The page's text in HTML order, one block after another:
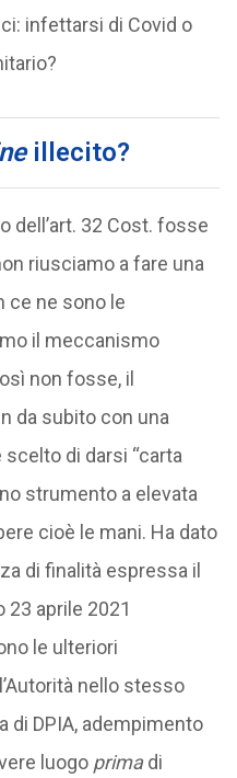
infettarsi di Covid o
illecito?
dell’art. 32 Cost. fosse
riusciamo a fare una
ce ne sono le
il meccanismo
non fosse, il
da subito con una
di darsi “carta
strumento a elevata
cioè le mani. Ha dato
di finalità espressa il
23 aprile 2021
le ulteriori
nello stesso
di DPIA, adempimento
luogo primadi